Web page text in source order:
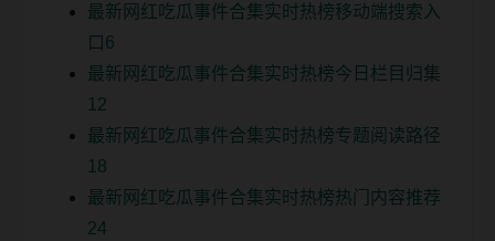
最新网红吃瓜事件合集实时热榜移动端搜索入
口6
最新网红吃瓜事件合集实时热榜今日栏目归集
12
最新网红吃瓜事件合集实时热榜专题阅读路径
18
最新网红吃瓜事件合集实时热榜热门内容推荐
24